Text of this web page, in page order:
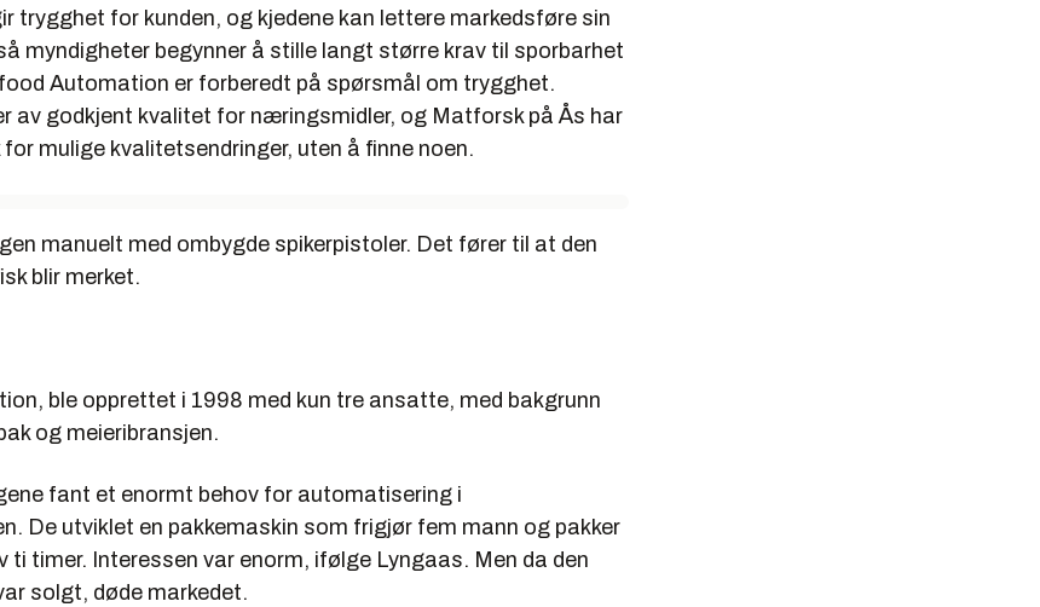
trygghet for kunden, og kjedene kan lettere markedsføre sin
myndigheter begynner å stille langt større krav til sporbarhet
Automation er forberedt på spørsmål om trygghet.
av godkjent kvalitet for næringsmidler, og Matforsk på Ås har
mulige kvalitetsendringer, uten å finne noen.
manuelt med ombygde spikerpistoler. Det fører til at den
blir merket.
ble opprettet i 1998 med kun tre ansatte, med bakgrunn
og meieribransjen.
fant et enormt behov for automatisering i
De utviklet en pakkemaskin som frigjør fem mann og pakker
ti timer. Interessen var enorm, ifølge Lyngaas. Men da den
solgt, døde markedet.